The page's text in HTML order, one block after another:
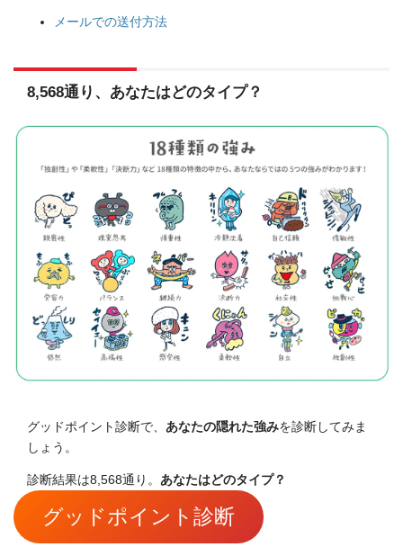
メールでの送付方法
8,568通り、あなたはどのタイプ？
グッドポイント診断で、 あなたの隠れた強みを診断してみま
しょう。
診断結果は8,568通り。 あなたはどのタイプ？
グッドポイント診断